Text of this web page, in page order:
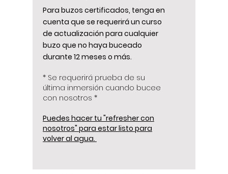
Para buzos certificados, tenga en
cuenta que se requerirá un curso
de actualización para cualquier
buzo que no haya buceado
durante 12 meses o más.
* Se requerirá prueba de su
última inmersión cuando bucee
con nosotros *
Puedes hacer tu "refresher con
nosotros" para estar listo para
volver al agua.